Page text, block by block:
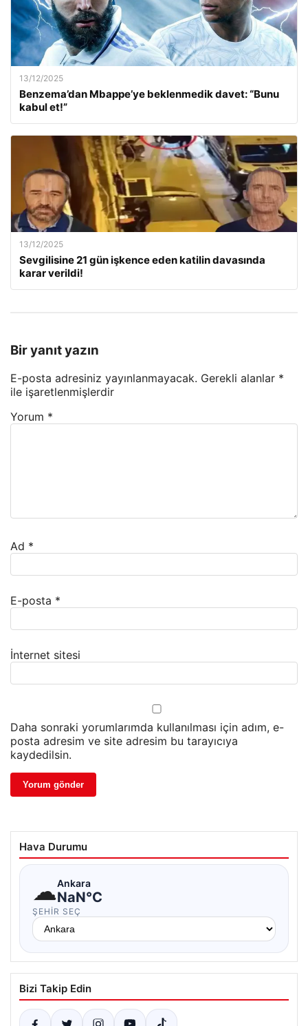
13/12/2025
Benzema’dan Mbappe’ye beklenmedik davet: “Bunu
kabul et!”
13/12/2025
Sevgilisine 21 gün işkence eden katilin davasında
karar verildi!
Bir yanıt yazın
E-posta adresiniz yayınlanmayacak. Gerekli alanlar *
ile işaretlenmişlerdir
Yorum *
Ad *
E-posta *
İnternet sitesi
Daha sonraki yorumlarımda kullanılması için adım, e-
posta adresim ve site adresim bu tarayıcıya
kaydedilsin.
Hava Durumu
☁Ankara
NaN°C
ŞEHIR SEÇ
Bizi Takip Edin